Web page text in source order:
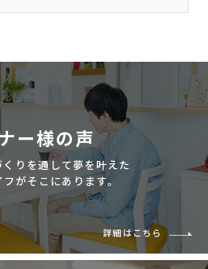
ー様の声
りを通して夢を叶えた
がそこにあります。
詳細はこちら